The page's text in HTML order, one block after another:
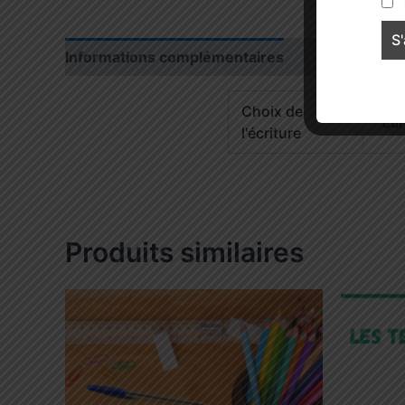
Informations complémentaires
Choix de
l'écriture
Produits similaires